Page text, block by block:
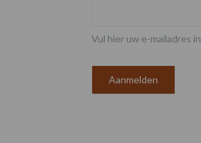
Vul hier uw e-mailadres in